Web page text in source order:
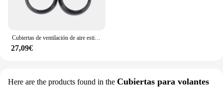
27,09€
Here are the products found in the Cubiertas para volantes